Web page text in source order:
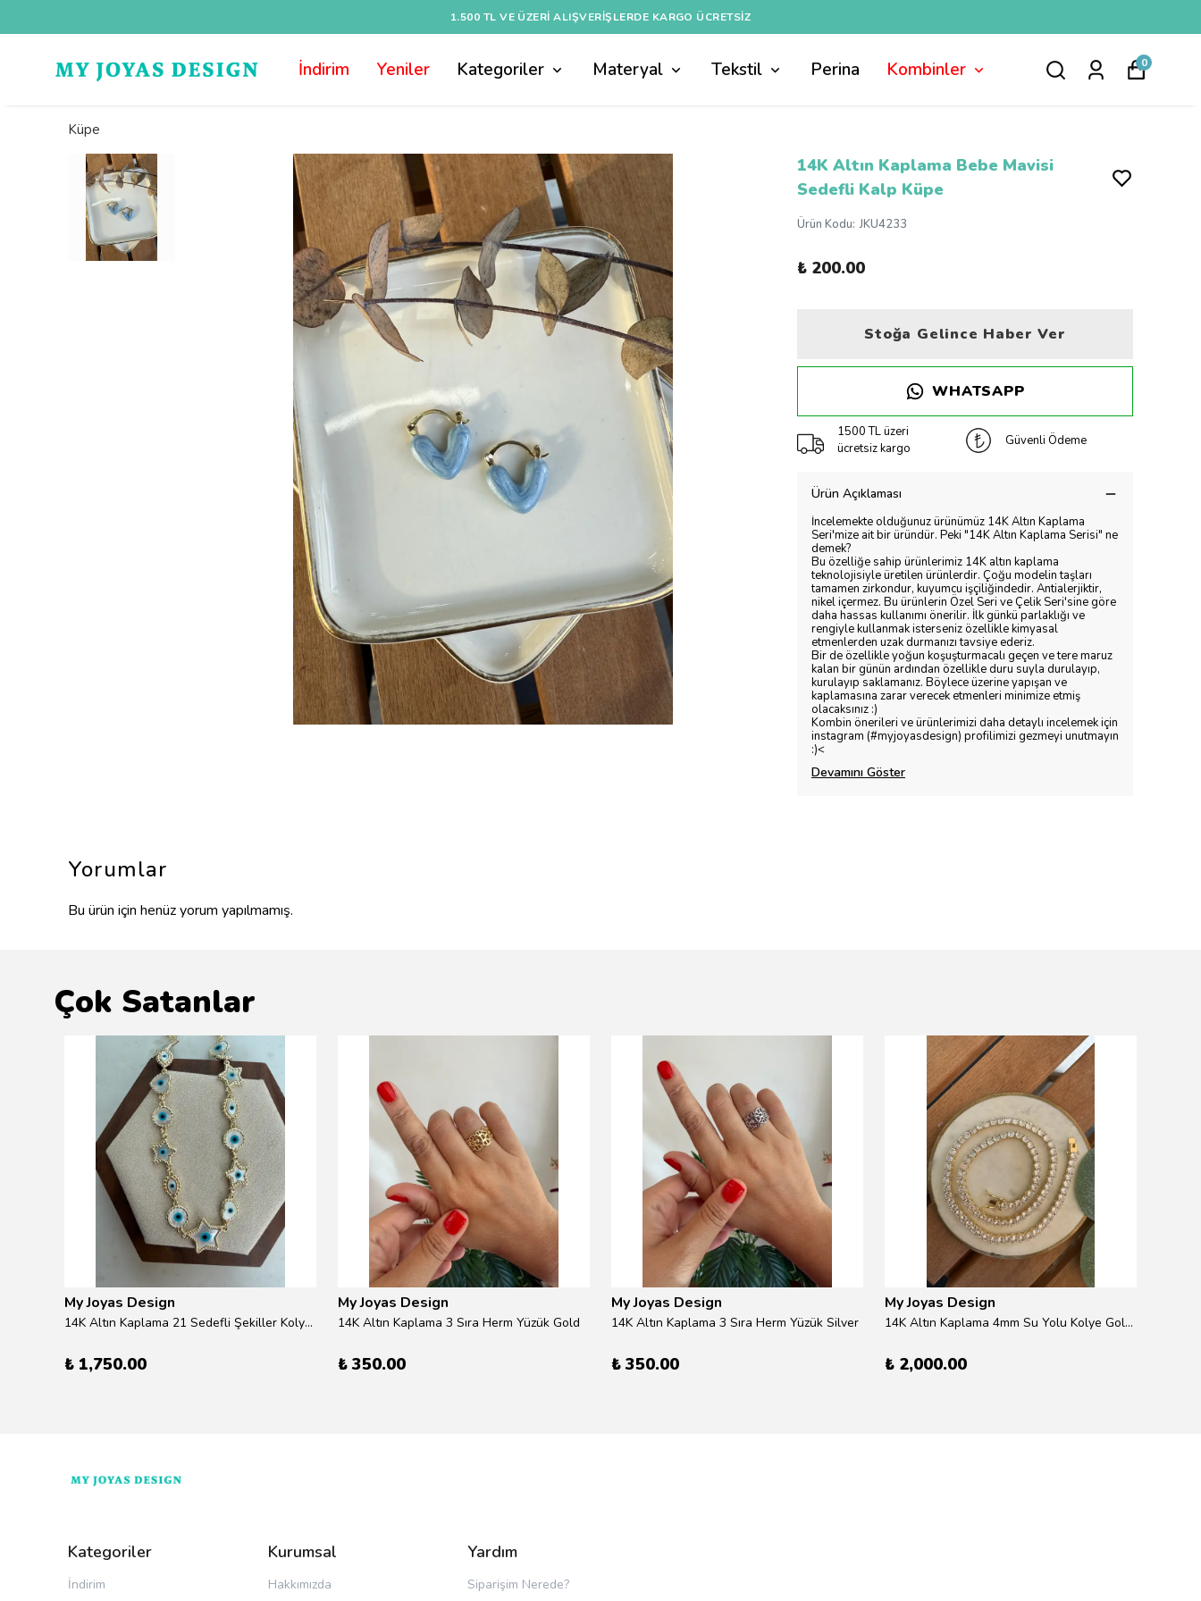
1.500 TL VE ÜZERI ALIŞVERIŞLERDE KARGO ÜCRETSİZ
İndirim Yeniler Kategoriler Materyal Tekstil Perina Kombinler 0
Küpe
14K Altın Kaplama Bebe Mavisi
Sedefli Kalp Küpe
Ürün Kodu: JKU4233
₺ 200.00
Stoğa Gelince Haber Ver
WHATSAPP
1500 TL üzeri
ücretsiz kargo
Güvenli Ödeme
Ürün Açıklaması
İncelemekte olduğunuz ürünümüz 14K Altın Kaplama
Seri'mize ait bir üründür. Peki "14K Altın Kaplama Serisi" ne
demek?
Bu özelliğe sahip ürünlerimiz 14K altın kaplama
teknolojisiyle üretilen ürünlerdir. Çoğu modelin taşları
tamamen zirkondur, kuyumcu işçiliğindedir. Antialerjiktir,
nikel içermez. Bu ürünlerin Özel Seri ve Çelik Seri'sine göre
daha hassas kullanımı önerilir. İlk günkü parlaklığı ve
rengiyle kullanmak isterseniz özellikle kimyasal
etmenlerden uzak durmanızı tavsiye ederiz.
Bir de özellikle yoğun koşuşturmacalı geçen ve tere maruz
kalan bir günün ardından özellikle duru suyla durulayıp,
kurulayıp saklamanız. Böylece üzerine yapışan ve
kaplamasına zarar verecek etmenleri minimize etmiş
olacaksınız :)
Kombin önerileri ve ürünlerimizi daha detaylı incelemek için
instagram (#myjoyasdesign) profilimizi gezmeyi unutmayın
:)<
Devamını Göster
Yorumlar
Bu ürün için henüz yorum yapılmamış.
Çok Satanlar
My Joyas Design
14K Altın Kaplama 21 Sedefli Şekiller Kolye 46cm
₺ 1,750.00
My Joyas Design
14K Altın Kaplama 3 Sıra Herm Yüzük Gold
₺ 350.00
My Joyas Design
14K Altın Kaplama 3 Sıra Herm Yüzük Silver
₺ 350.00
My Joyas Design
14K Altın Kaplama 4mm Su Yolu Kolye Gold 41cm
₺ 2,000.00
Kategoriler
İndirim
Kurumsal
Hakkımızda
Yardım
Siparişim Nerede?